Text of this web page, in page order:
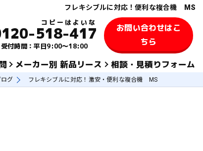
フレキシブルに対応！便利な複合機 MS
518-417
受付時間：平日9:00～18:00
お問い合わせはこ
ちら
メーカー別 新品リース 相談・見積りフォーム
ログ フレキシブルに対応！激安・便利な複合機 MS